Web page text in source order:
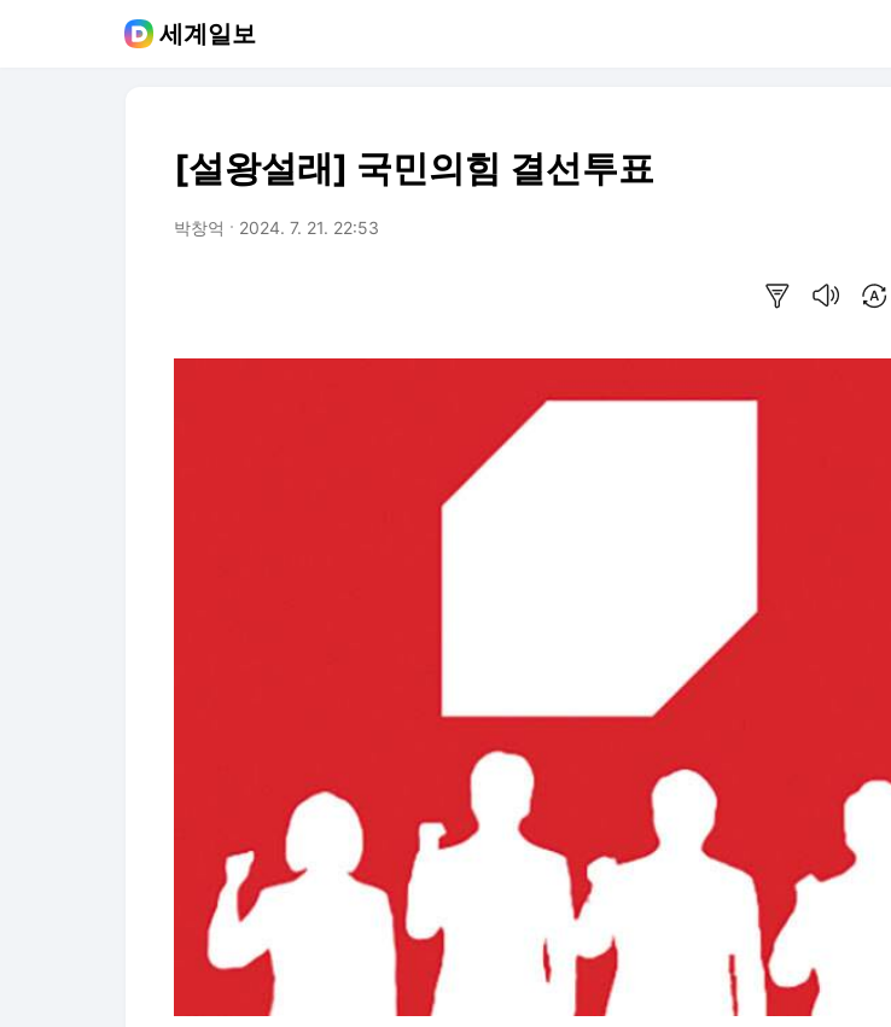
세계일보
[설왕설래] 국민의힘 결선투표
박창억 2024. 7. 21. 22:53